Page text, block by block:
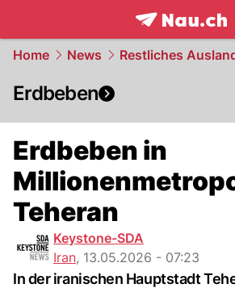
frontpage.
Home News Restliches
Erdbeben
Erdbeben in
Teheran
Keystone-SDA
Iran, 13.05.2026 - 07:23
In der iranischen Hauptstadt